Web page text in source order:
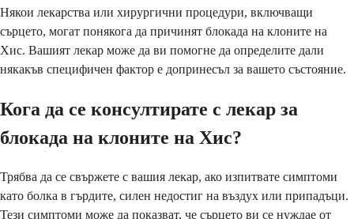
Някои лекарства или хирургични процедури, включващи
сърцето, могат понякога да причинят блокада на клоните на
Хис. Вашият лекар може да ви помогне да определите дали
някакъв специфичен фактор е допринесъл за вашето състояние.
Кога да се консултирате с лекар за
блокада на клоните на Хис?
Трябва да се свържете с вашия лекар, ако изпитвате симптоми
като болка в гърдите, силен недостиг на въздух или припадъци.
Тези симптоми може да показват, че сърцето ви се нуждае от